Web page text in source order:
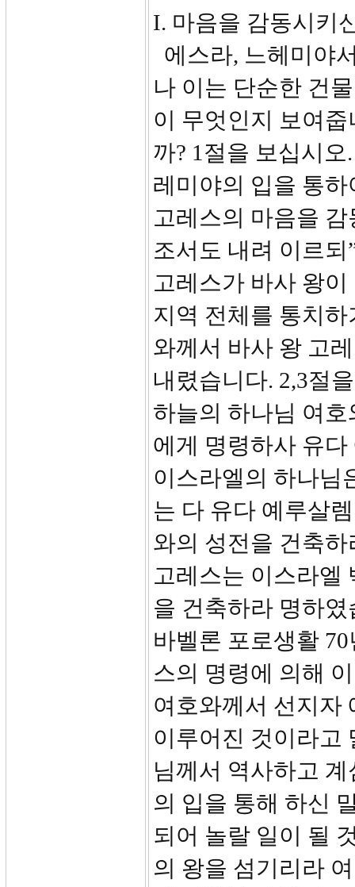
I. 마음을 감동시키
에스라, 느헤미야
나 이는 단순한 건
이 무엇인지 보여
까? 1절을 보십시
레미야의 입을 통
고레스의 마음을
조서도 내려 이르
고레스가 바사 왕
지역 전체를 통치
와께서 바사 왕 고
내렸습니다. 2,3절
하늘의 하나님 여
에게 명령하사 유
이스라엘의 하나님
는 다 유다 예루살
와의 성전을 건축
고레스는 이스라엘
을 건축하라 명하
바벨론 포로생활
스의 명령에 의해
여호와께서 선지자
이루어진 것이라고
님께서 역사하고
의 입을 통해 하신
되어 놀랄 일이 될
의 왕을 섬기리라